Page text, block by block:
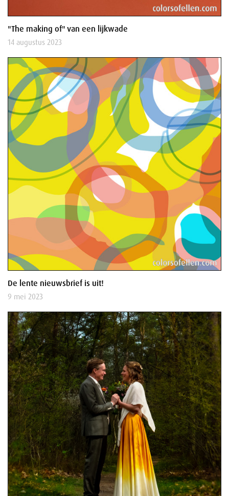
"The making of" van een lijkwade
14 augustus 2023
De lente nieuwsbrief is uit!
9 mei 2023